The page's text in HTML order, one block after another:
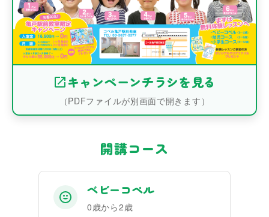
キャンペーンチラシを見る
（PDFファイルが別画面で開きます）
開講コース
ベビーコペル
0歳から2歳